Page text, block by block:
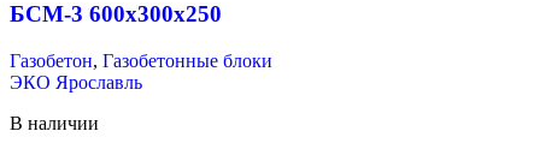
БСМ-3 600х300х250
Газобетон, Газобетонные блоки
ЭКО Ярославль
В наличии